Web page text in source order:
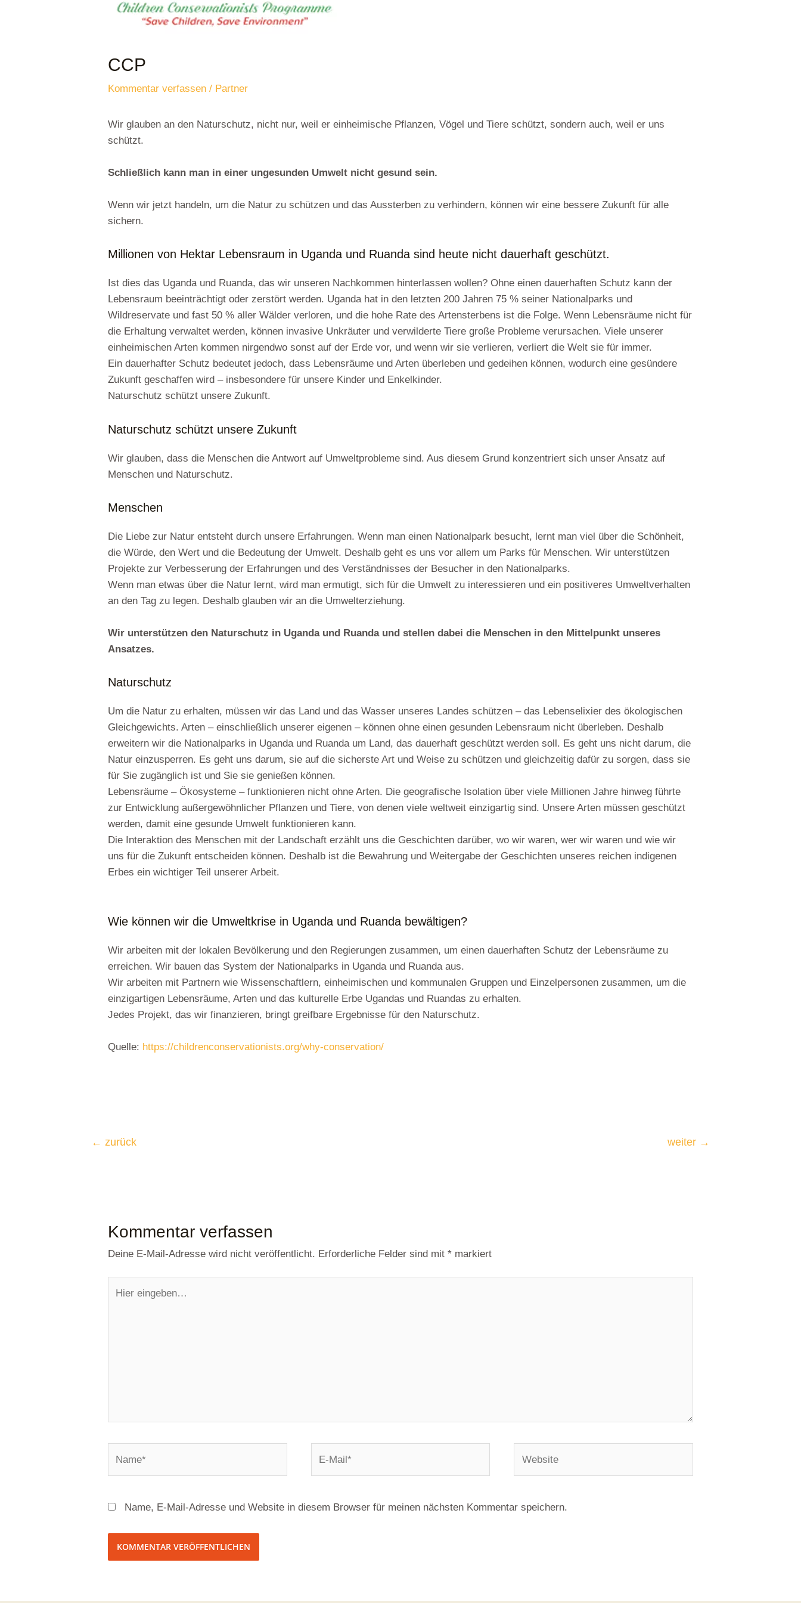
CCP
Kommentar verfassen / Partner
Wir glauben an den Naturschutz, nicht nur, weil er einheimische Pflanzen, Vögel und Tiere schützt, sondern auch, weil er uns
schützt.
Schließlich kann man in einer ungesunden Umwelt nicht gesund sein.
Wenn wir jetzt handeln, um die Natur zu schützen und das Aussterben zu verhindern, können wir eine bessere Zukunft für alle
sichern.
Millionen von Hektar Lebensraum in Uganda und Ruanda sind heute nicht dauerhaft geschützt.
Ist dies das Uganda und Ruanda, das wir unseren Nachkommen hinterlassen wollen? Ohne einen dauerhaften Schutz kann der
Lebensraum beeinträchtigt oder zerstört werden. Uganda hat in den letzten 200 Jahren 75 % seiner Nationalparks und
Wildreservate und fast 50 % aller Wälder verloren, und die hohe Rate des Artensterbens ist die Folge. Wenn Lebensräume nicht für
die Erhaltung verwaltet werden, können invasive Unkräuter und verwilderte Tiere große Probleme verursachen. Viele unserer
einheimischen Arten kommen nirgendwo sonst auf der Erde vor, und wenn wir sie verlieren, verliert die Welt sie für immer.
Ein dauerhafter Schutz bedeutet jedoch, dass Lebensräume und Arten überleben und gedeihen können, wodurch eine gesündere
Zukunft geschaffen wird – insbesondere für unsere Kinder und Enkelkinder.
Naturschutz schützt unsere Zukunft.
Naturschutz schützt unsere Zukunft
Wir glauben, dass die Menschen die Antwort auf Umweltprobleme sind. Aus diesem Grund konzentriert sich unser Ansatz auf
Menschen und Naturschutz.
Menschen
Die Liebe zur Natur entsteht durch unsere Erfahrungen. Wenn man einen Nationalpark besucht, lernt man viel über die Schönheit,
die Würde, den Wert und die Bedeutung der Umwelt. Deshalb geht es uns vor allem um Parks für Menschen. Wir unterstützen
Projekte zur Verbesserung der Erfahrungen und des Verständnisses der Besucher in den Nationalparks.
Wenn man etwas über die Natur lernt, wird man ermutigt, sich für die Umwelt zu interessieren und ein positiveres Umweltverhalten
an den Tag zu legen. Deshalb glauben wir an die Umwelterziehung.
Wir unterstützen den Naturschutz in Uganda und Ruanda und stellen dabei die Menschen in den Mittelpunkt unseres
Ansatzes.
Naturschutz
Um die Natur zu erhalten, müssen wir das Land und das Wasser unseres Landes schützen – das Lebenselixier des ökologischen
Gleichgewichts. Arten – einschließlich unserer eigenen – können ohne einen gesunden Lebensraum nicht überleben. Deshalb
erweitern wir die Nationalparks in Uganda und Ruanda um Land, das dauerhaft geschützt werden soll. Es geht uns nicht darum, die
Natur einzusperren. Es geht uns darum, sie auf die sicherste Art und Weise zu schützen und gleichzeitig dafür zu sorgen, dass sie
für Sie zugänglich ist und Sie sie genießen können.
Lebensräume – Ökosysteme – funktionieren nicht ohne Arten. Die geografische Isolation über viele Millionen Jahre hinweg führte
zur Entwicklung außergewöhnlicher Pflanzen und Tiere, von denen viele weltweit einzigartig sind. Unsere Arten müssen geschützt
werden, damit eine gesunde Umwelt funktionieren kann.
Die Interaktion des Menschen mit der Landschaft erzählt uns die Geschichten darüber, wo wir waren, wer wir waren und wie wir
uns für die Zukunft entscheiden können. Deshalb ist die Bewahrung und Weitergabe der Geschichten unseres reichen indigenen
Erbes ein wichtiger Teil unserer Arbeit.
Wie können wir die Umweltkrise in Uganda und Ruanda bewältigen?
Wir arbeiten mit der lokalen Bevölkerung und den Regierungen zusammen, um einen dauerhaften Schutz der Lebensräume zu
erreichen. Wir bauen das System der Nationalparks in Uganda und Ruanda aus.
Wir arbeiten mit Partnern wie Wissenschaftlern, einheimischen und kommunalen Gruppen und Einzelpersonen zusammen, um die
einzigartigen Lebensräume, Arten und das kulturelle Erbe Ugandas und Ruandas zu erhalten.
Jedes Projekt, das wir finanzieren, bringt greifbare Ergebnisse für den Naturschutz.
Quelle: https://childrenconservationists.org/why-conservation/
← zurück weiter →
Kommentar verfassen
Deine E-Mail-Adresse wird nicht veröffentlicht. Erforderliche Felder sind mit *markiert
Name, E-Mail-Adresse und Website in diesem Browser für meinen nächsten Kommentar speichern.